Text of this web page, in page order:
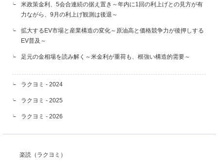
米政策金利、5会合連続の据え置き～年内に1回の利上げとの見方が有
力ながら、9月の利上げ観測は後退～
拡大するEV市場と産業構造の変化～原油高と価格競争力が後押しする
EV普及～
足元の金相場を読み解く～米金利が重荷も、根強い構造的需要～
ラクヨミ - 2024
ラクヨミ - 2025
ラクヨミ - 2026
楽読（ラクヨミ）